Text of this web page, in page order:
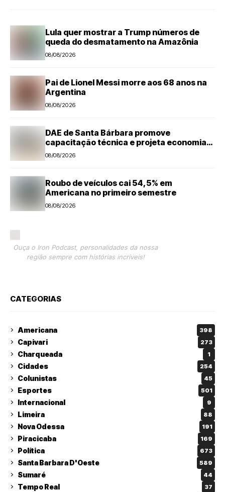
Lula quer mostrar a Trump números de
queda do desmatamento na Amazônia
08/08/2026
Pai de Lionel Messi morre aos 68 anos na
Argentina
08/08/2026
DAE de Santa Bárbara promove
capacitação técnica e projeta economia
anual de mais de R$ 300 mil com eficiência
energética
08/08/2026
Roubo de veículos cai 54,5% em
Americana no primeiro semestre
08/08/2026
Ouça o Iron Podcast, personalidades da nossa
região sempre com histórias incríveis!
CATEGORIAS
Americana 398
Capivari 273
Charqueada 1
Cidades 254
Colunistas 45
Esportes 501
Internacional 9
Limeira 88
Nova Odessa 191
Piracicaba 169
Política 673
Santa Barbara D'Oeste 589
Sumaré 44
Tempo Real 37